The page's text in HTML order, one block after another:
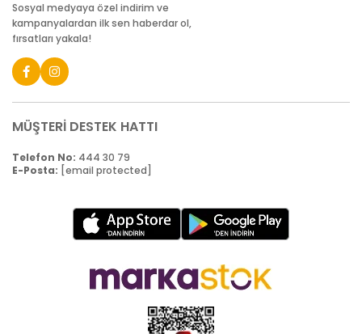
Sosyal medyaya özel indirim ve
kampanyalardan ilk sen haberdar ol,
fırsatları yakala!
MÜŞTERİ DESTEK HATTI
Telefon No: 444 30 79
E-Posta: [email protected]